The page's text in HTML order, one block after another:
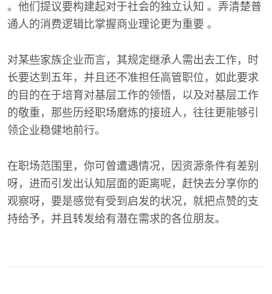
。他们提议要构建起对于社会的独立认知 。弄清楚普
通人的消费逻辑比掌握商业理论更为重要 。
对某些家族企业而言，其规定继承人需出去工作，时
长要达到五年，并且还不准担任高管职位，如此要求
的目的在于培育对基层工作的领悟，以及对基层工作
的敬重，那些历经职场磨炼的接班人，往往更能够引
领企业稳健地前行。
在职场范围里，你可曾遭遇情况，因资源条件有差别
呀，进而引发出认知层面的距离呢，赶快去分享你的
观察呀，要是感觉有受到启发的状况，就把点赞的支
持给予，并且转发给有潜在需求的各位朋友。